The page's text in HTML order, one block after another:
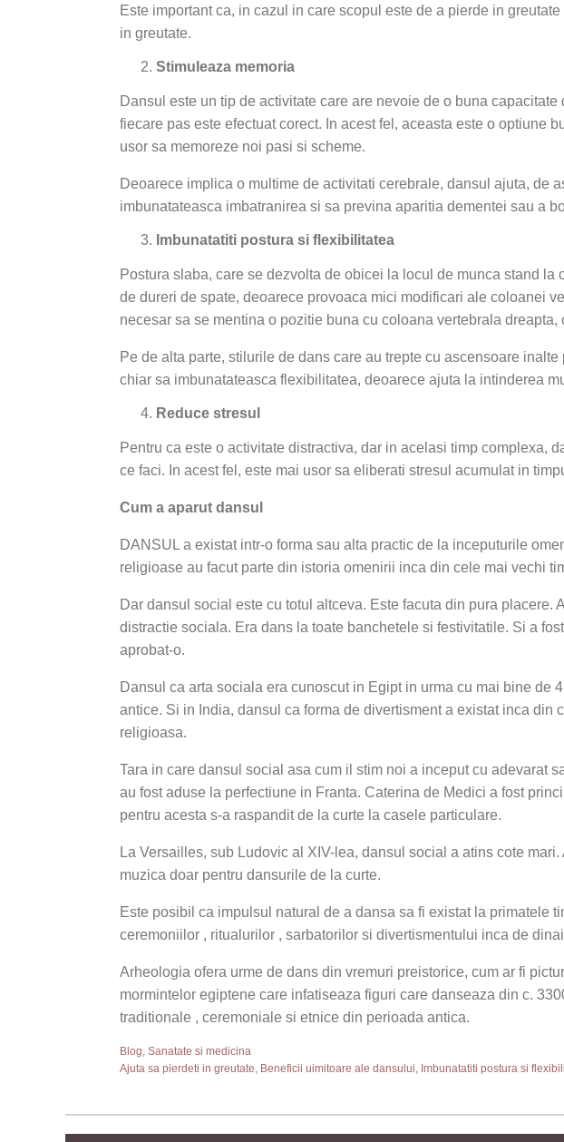
Este important ca, in cazul in care scopul este de a pierde in
in greutate.
Stimuleaza memoria
Dansul este un tip de activitate care are nevoie de o buna
fiecare pas este efectuat corect. In acest fel, aceasta este o optiune
usor sa memoreze noi pasi si scheme.
Deoarece implica o multime de activitati cerebrale, dansul ajuta, de
imbunatateasca imbatranirea si sa previna aparitia dementei sau a
Imbunatatiti postura si flexibilitatea
Postura slaba, care se dezvolta de obicei la locul de munca stand
de dureri de spate, deoarece provoaca mici modificari ale coloanei
necesar sa se mentina o pozitie buna cu coloana vertebrala
Pe de alta parte, stilurile de dans care au trepte cu ascensoare
chiar sa imbunatateasca flexibilitatea, deoarece ajuta la intinderea
Reduce stresul
Pentru ca este o activitate distractiva, dar in acelasi timp complexa,
ce faci. In acest fel, este mai usor sa eliberati stresul acumulat in
Cum a aparut dansul
DANSUL a existat intr-o forma sau alta practic de la inceputurile
religioase au facut parte din istoria omenirii inca din cele mai vechi
Dar dansul social este cu totul altceva. Este facuta din pura
distractie sociala. Era dans la toate banchetele si festivitatile. Si a
aprobat-o.
Dansul ca arta sociala era cunoscut in Egipt in urma cu mai bine
antice. Si in India, dansul ca forma de divertisment a existat inca
religioasa.
Tara in care dansul social asa cum il stim noi a inceput cu adevarat
au fost aduse la perfectiune in Franta. Caterina de Medici a fost
pentru acesta s-a raspandit de la curte la casele particulare.
La Versailles, sub Ludovic al XIV-lea, dansul social a atins cote
muzica doar pentru dansurile de la curte.
Este posibil ca impulsul natural de a dansa sa fi existat la primatele
ceremoniilor , ritualurilor , sarbatorilor si divertismentului inca de
Arheologia ofera urme de dans din vremuri preistorice, cum ar fi
mormintelor egiptene care infatiseaza figuri care danseaza din c.
traditionale , ceremoniale si etnice din perioada antica.
Blog, Sanatate si medicina
Ajuta sa pierdeti in greutate, Beneficii uimitoare ale dansului, Imbunatatiti postura si